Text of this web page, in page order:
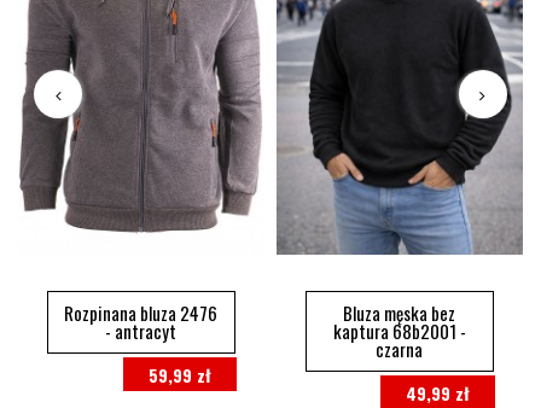
Rozpinana bluza 2476
- antracyt
59,99 zł
Bluza męska bez
kaptura 68b2001 -
czarna
49,99 zł